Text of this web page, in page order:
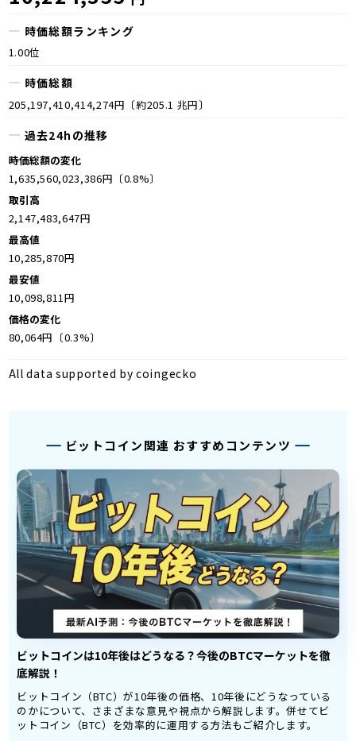
時価総額ランキング
1.00位
時価総額
205,197,410,414,274円〔約205.1 兆円〕
過去24hの推移
時価総額の変化
1,635,560,023,386円〔0.8%〕
取引高
2,147,483,647円
最高値
10,285,870円
最安値
10,098,811円
価格の変化
80,064円〔0.3%〕
All data supported by coingecko
ビットコイン関連 おすすめコンテンツ
ビットコインは10年後はどうなる？今後のBTCマーケットを徹
底解説！
ビットコイン（BTC）が10年後の価格、10年後にどうなっている
のかについて、さまざまな意見や視点から解説します。併せてビ
ットコイン（BTC）を効率的に運用する方法もご紹介します。